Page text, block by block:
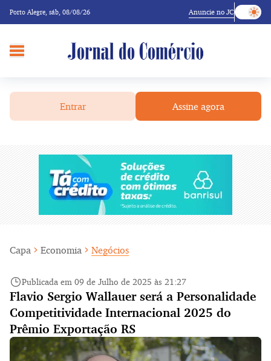
Porto Alegre, sáb, 08/08/26 Anuncie no JC
Entrar Assine agora
Capa Economia Negócios
Publicada em 09 de Julho de 2025 às 21:27
Flavio Sergio Wallauer será a Personalidade
Competitividade Internacional 2025 do
Prêmio Exportação RS